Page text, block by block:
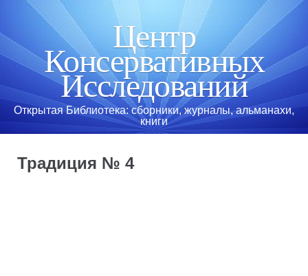
Перейти к
содержанию
Центр
Консервативных
Исследований
Открытая Библиотека: сборники, журналы, альманахи,
книги
Традиция № 4